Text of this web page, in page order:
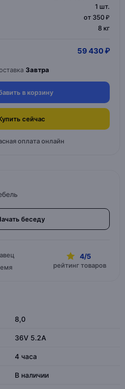
1 шт.
от 350 ₽
8 кг
59 430 ₽
Завтра
в корзину
сейчас
оплата онлайн
беседу
4/5
рейтинг товаров
8,0
36V 5.2A
4 часа
В наличии